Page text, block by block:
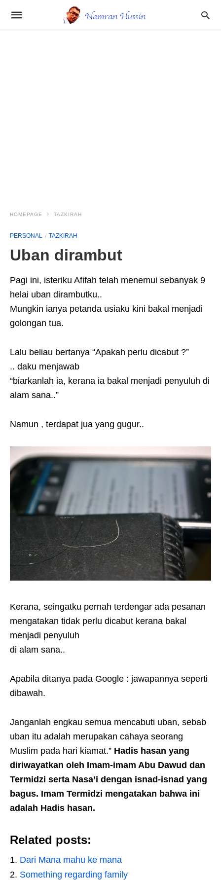
HOMEPAGE TAZKIRAH
PERSONAL TAZKIRAH
Uban dirambut
Pagi ini, isteriku Afifah telah menemui sebanyak 9
helai uban dirambutku..
Mungkin ianya petanda usiaku kini bakal menjadi
golongan tua.
Lalu beliau bertanya “Apakah perlu dicabut ?”
.. daku menjawab
“biarkanlah ia, kerana ia bakal menjadi penyuluh di
alam sana..”
Namun , terdapat jua yang gugur..
Kerana, seingatku pernah terdengar ada pesanan
mengatakan tidak perlu dicabut kerana bakal
menjadi penyuluh
di alam sana..
Apabila ditanya pada Google : jawapannya seperti
dibawah.
Janganlah engkau semua mencabuti uban, sebab
uban itu adalah merupakan cahaya seorang
Muslim pada hari kiamat.” Hadis hasan yang
diriwayatkan oleh Imam-imam Abu Dawud dan
Termidzi serta Nasa’i dengan isnad-isnad yang
bagus. Imam Termidzi mengatakan bahwa ini
adalah Hadis hasan.
Related posts:
Dari Mana mahu ke mana
Something regarding family